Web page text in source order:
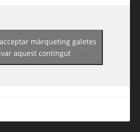
guiadereus/
màrqueting galetes
aquest contingut